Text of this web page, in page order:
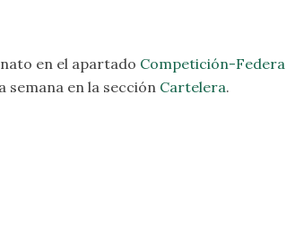
en el apartado Competición-
en la sección Cartelera.